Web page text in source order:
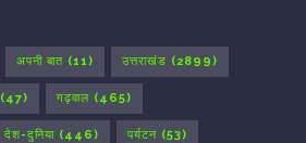
अपनी बात (11) उत्तराखंड (2899)
(47) गढ़वाल (465)
देश-दुनिया (446) पर्यटन (53)